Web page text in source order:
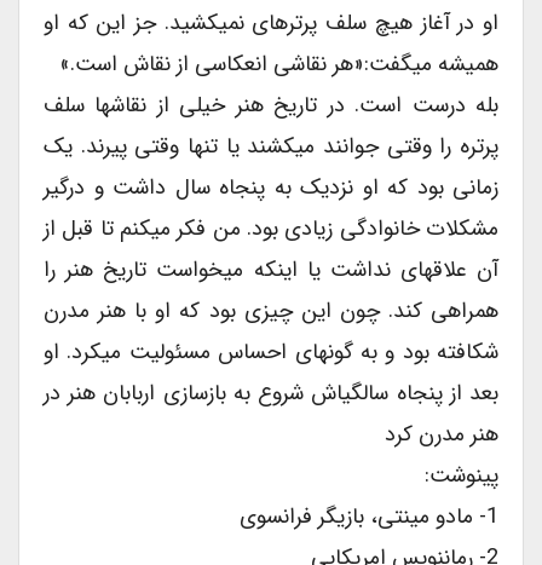
او در آغاز هیچ سلف پرترهای نمیکشید. جز این که او
همیشه میگفت:«هر نقاشی انعکاسی از نقاش است.»
بله درست است. در تاریخ هنر خیلی از نقاشها سلف
پرتره را وقتی جوانند میکشند یا تنها وقتی پیرند. یک
زمانی بود که او نزدیک به پنجاه سال داشت و درگیر
مشکلات خانوادگی زیادی بود. من فکر میکنم تا قبل از
آن علاقهای نداشت یا اینکه میخواست تاریخ هنر را
همراهی کند. چون این چیزی بود که او با هنر مدرن
شکافته بود و به گونهای احساس مسئولیت میکرد. او
بعد از پنجاه سالگیاش شروع به بازسازی اربابان هنر در
هنر مدرن کرد
پینوشت: